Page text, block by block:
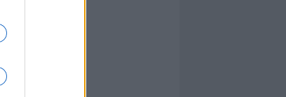
I nostri cari